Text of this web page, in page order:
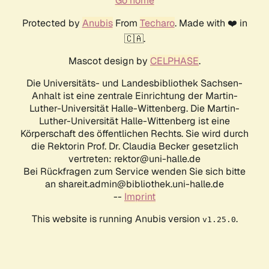
Protected by AnubisFrom Techaro. Made with ❤️ in
🇨🇦.
Mascot design by CELPHASE.
Die Universitäts- und Landesbibliothek Sachsen-
Anhalt ist eine zentrale Einrichtung der Martin-
Luther-Universität Halle-Wittenberg. Die Martin-
Luther-Universität Halle-Wittenberg ist eine
Körperschaft des öffentlichen Rechts. Sie wird durch
die Rektorin Prof. Dr. Claudia Becker gesetzlich
vertreten: rektor@uni-halle.de
Bei Rückfragen zum Service wenden Sie sich bitte
an shareit.admin@bibliothek.uni-halle.de
-- Imprint
This website is running Anubis version v1.25.0.